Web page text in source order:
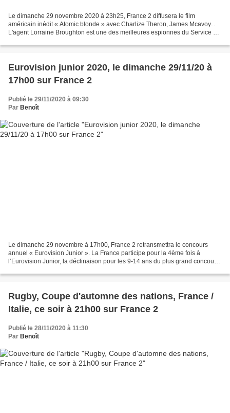
Le dimanche 29 novembre 2020 à 23h25, France 2 diffusera le film
américain inédit « Atomic blonde » avec Charlize Theron, James Mcavoy...
L'agent Lorraine Broughton est une des meilleures espionnes du Service de
Eurovision junior 2020, le dimanche 29/11/20 à
17h00 sur France 2
Publié le 29/11/2020 à 09:30
Par Benoît
Le dimanche 29 novembre à 17h00, France 2 retransmettra le concours
annuel « Eurovision Junior ». La France participe pour la 4ème fois à
l’Eurovision Junior, la déclinaison pour les 9-14 ans du plus grand concours
Rugby, Coupe d'automne des nations, France /
Italie, ce soir à 21h00 sur France 2
Publié le 28/11/2020 à 11:30
Par Benoît